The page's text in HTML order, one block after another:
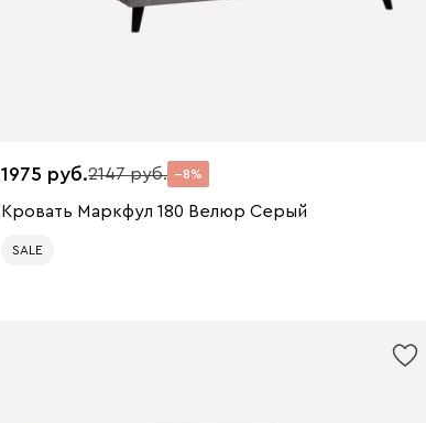
1975 2147 8
Кровать Маркфул 180 Велюр Серый
SALE